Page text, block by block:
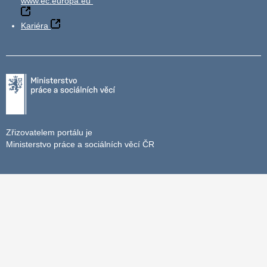
Kariéra
Zřizovatelem portálu je
Ministerstvo práce a sociálních věcí ČR